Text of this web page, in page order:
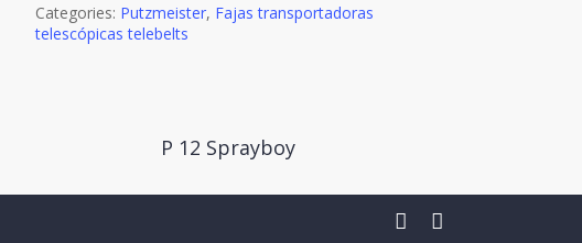
Categories: Putzmeister, Fajas transportadoras
telescópicas telebelts
Read More
P 12 Sprayboy